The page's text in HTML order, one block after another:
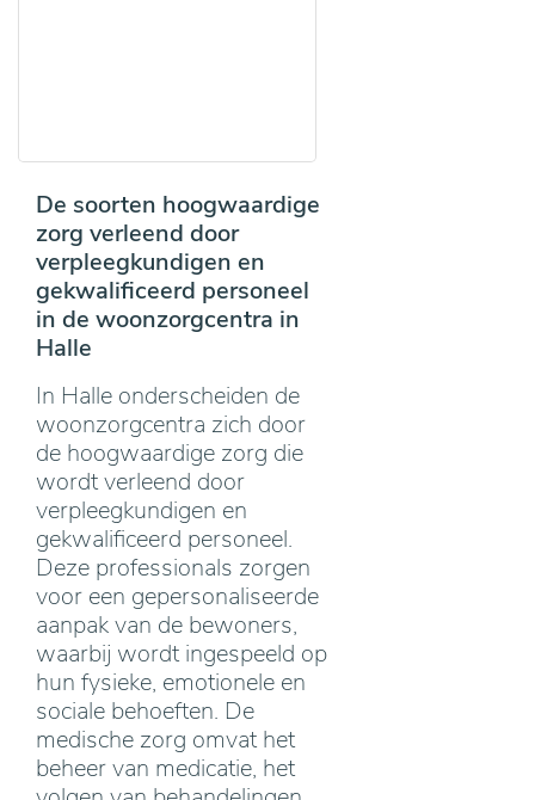
De soorten hoogwaardige
zorg verleend door
verpleegkundigen en
gekwalificeerd personeel
in de woonzorgcentra in
Halle
In Halle onderscheiden de
woonzorgcentra zich door
de hoogwaardige zorg die
wordt verleend door
verpleegkundigen en
gekwalificeerd personeel.
Deze professionals zorgen
voor een gepersonaliseerde
aanpak van de bewoners,
waarbij wordt ingespeeld op
hun fysieke, emotionele en
sociale behoeften. De
medische zorg omvat het
beheer van medicatie, het